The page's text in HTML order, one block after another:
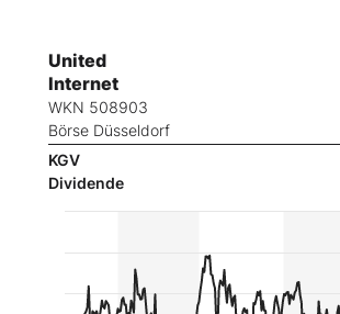
United
Internet
WKN 508903
Börse Düsseldorf
KGV
Dividende